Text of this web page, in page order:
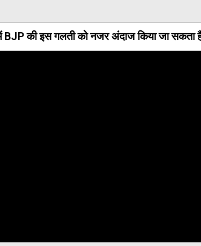
BJP की इस गलती को नजर अंदाज किया जा सकता